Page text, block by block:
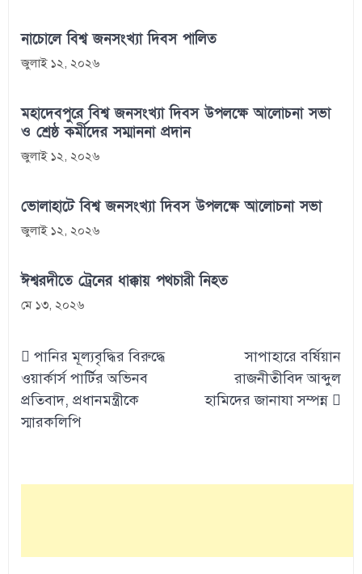
নাচোলে বিশ্ব জনসংখ্যা দিবস পালিত
জুলাই ১২, ২০২৬
মহাদেবপুরে বিশ্ব জনসংখ্যা দিবস উপলক্ষে আলোচনা সভা
ও শ্রেষ্ঠ কর্মীদের সম্মাননা প্রদান
জুলাই ১২, ২০২৬
ভোলাহাটে বিশ্ব জনসংখ্যা দিবস উপলক্ষে আলোচনা সভা
জুলাই ১২, ২০২৬
ঈশ্বরদীতে ট্রেনের ধাক্কায় পথচারী নিহত
মে ১৩, ২০২৬
Post
navigation
পানির মূল্যবৃদ্ধির বিরুদ্ধে
ওয়ার্কার্স পার্টির অভিনব
প্রতিবাদ, প্রধানমন্ত্রীকে
স্মারকলিপি
সাপাহারে বর্ষিয়ান
রাজনীতীবিদ আব্দুল
হামিদের জানাযা সম্পন্ন